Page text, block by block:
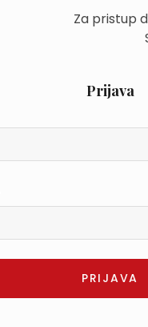
Za pristup
Prijava